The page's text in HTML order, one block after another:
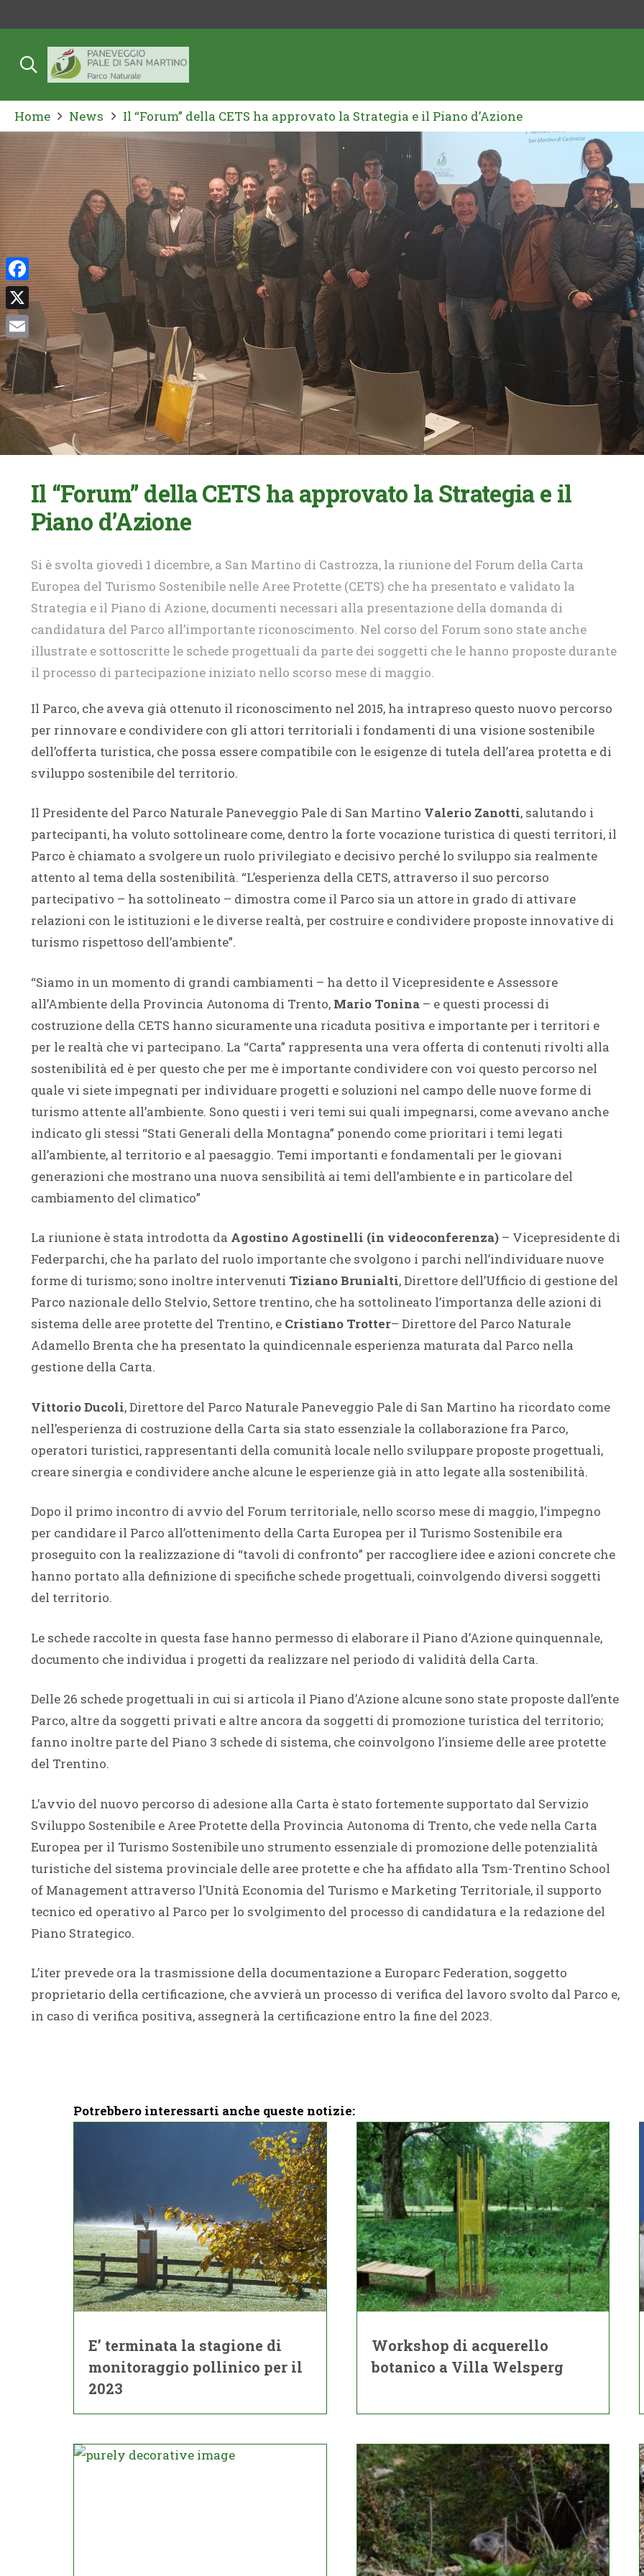
Home News Il “Forum” della CETS ha approvato la Strategia e il Piano d’Azione
Il “Forum” della CETS ha approvato la Strategia e il
Piano d’Azione
Si è svolta giovedì 1 dicembre, a San Martino di Castrozza, la riunione del Forum della Carta
Europea del Turismo Sostenibile nelle Aree Protette (CETS) che ha presentato e validato la
Strategia e il Piano di Azione, documenti necessari alla presentazione della domanda di
candidatura del Parco all’importante riconoscimento. Nel corso del Forum sono state anche
illustrate e sottoscritte le schede progettuali da parte dei soggetti che le hanno proposte durante
il processo di partecipazione iniziato nello scorso mese di maggio.
Il Parco, che aveva già ottenuto il riconoscimento nel 2015, ha intrapreso questo nuovo percorso
per rinnovare e condividere con gli attori territoriali i fondamenti di una visione sostenibile
dell’offerta turistica, che possa essere compatibile con le esigenze di tutela dell’area protetta e di
sviluppo sostenibile del territorio.
Il Presidente del Parco Naturale Paneveggio Pale di San Martino Valerio Zanotti, salutando i
partecipanti, ha voluto sottolineare come, dentro la forte vocazione turistica di questi territori, il
Parco è chiamato a svolgere un ruolo privilegiato e decisivo perché lo sviluppo sia realmente
attento al tema della sostenibilità. “L’esperienza della CETS, attraverso il suo percorso
partecipativo – ha sottolineato – dimostra come il Parco sia un attore in grado di attivare
relazioni con le istituzioni e le diverse realtà, per costruire e condividere proposte innovative di
turismo rispettoso dell’ambiente”.
“Siamo in un momento di grandi cambiamenti – ha detto il Vicepresidente e Assessore
all’Ambiente della Provincia Autonoma di Trento, Mario Tonina– e questi processi di
costruzione della CETS hanno sicuramente una ricaduta positiva e importante per i territori e
per le realtà che vi partecipano. La “Carta” rappresenta una vera offerta di contenuti rivolti alla
sostenibilità ed è per questo che per me è importante condividere con voi questo percorso nel
quale vi siete impegnati per individuare progetti e soluzioni nel campo delle nuove forme di
turismo attente all’ambiente. Sono questi i veri temi sui quali impegnarsi, come avevano anche
indicato gli stessi “Stati Generali della Montagna” ponendo come prioritari i temi legati
all’ambiente, al territorio e al paesaggio. Temi importanti e fondamentali per le giovani
generazioni che mostrano una nuova sensibilità ai temi dell’ambiente e in particolare del
cambiamento del climatico”
La riunione è stata introdotta da Agostino Agostinelli (in videoconferenza) – Vicepresidente di
Federparchi, che ha parlato del ruolo importante che svolgono i parchi nell’individuare nuove
forme di turismo; sono inoltre intervenuti Tiziano Brunialti, Direttore dell’Ufficio di gestione del
Parco nazionale dello Stelvio, Settore trentino, che ha sottolineato l’importanza delle azioni di
sistema delle aree protette del Trentino, e Cristiano Trotter– Direttore del Parco Naturale
Adamello Brenta che ha presentato la quindicennale esperienza maturata dal Parco nella
gestione della Carta.
Vittorio Ducoli, Direttore del Parco Naturale Paneveggio Pale di San Martino ha ricordato come
nell’esperienza di costruzione della Carta sia stato essenziale la collaborazione fra Parco,
operatori turistici, rappresentanti della comunità locale nello sviluppare proposte progettuali,
creare sinergia e condividere anche alcune le esperienze già in atto legate alla sostenibilità.
Dopo il primo incontro di avvio del Forum territoriale, nello scorso mese di maggio, l’impegno
per candidare il Parco all’ottenimento della Carta Europea per il Turismo Sostenibile era
proseguito con la realizzazione di “tavoli di confronto” per raccogliere idee e azioni concrete che
hanno portato alla definizione di specifiche schede progettuali, coinvolgendo diversi soggetti
del territorio.
Le schede raccolte in questa fase hanno permesso di elaborare il Piano d’Azione quinquennale,
documento che individua i progetti da realizzare nel periodo di validità della Carta.
Delle 26 schede progettuali in cui si articola il Piano d’Azione alcune sono state proposte dall’ente
Parco, altre da soggetti privati e altre ancora da soggetti di promozione turistica del territorio;
fanno inoltre parte del Piano 3 schede di sistema, che coinvolgono l’insieme delle aree protette
del Trentino.
L’avvio del nuovo percorso di adesione alla Carta è stato fortemente supportato dal Servizio
Sviluppo Sostenibile e Aree Protette della Provincia Autonoma di Trento, che vede nella Carta
Europea per il Turismo Sostenibile uno strumento essenziale di promozione delle potenzialità
turistiche del sistema provinciale delle aree protette e che ha affidato alla Tsm-Trentino School
of Management attraverso l’Unità Economia del Turismo e Marketing Territoriale, il supporto
tecnico ed operativo al Parco per lo svolgimento del processo di candidatura e la redazione del
Piano Strategico.
L’iter prevede ora la trasmissione della documentazione a Europarc Federation, soggetto
proprietario della certificazione, che avvierà un processo di verifica del lavoro svolto dal Parco e,
in caso di verifica positiva, assegnerà la certificazione entro la fine del 2023.
Potrebbero interessarti anche queste notizie:
E’ terminata la stagione di
monitoraggio pollinico per il
2023
Workshop di acquerello
botanico a Villa Welsperg
Facebook
X
Email